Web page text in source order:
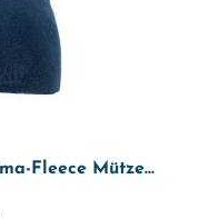
Fleece Mütze...